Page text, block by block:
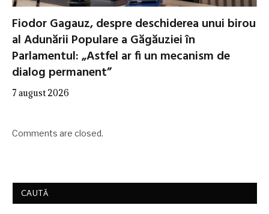
Fiodor Gagauz, despre deschiderea unui birou
al Adunării Populare a Găgăuziei în
Parlamentul: „Astfel ar fi un mecanism de
dialog permanent”
7 august 2026
Comments are closed.
CAUTĂ